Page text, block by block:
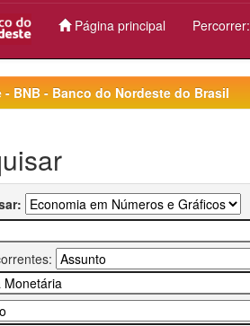
Página principal Percorrer:
- BNB - Banco do Nordeste do Brasil